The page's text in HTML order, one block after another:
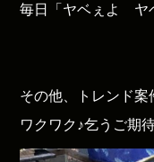
毎日「ヤベぇよ ヤ
その他、トレンド案
ワクワク♪乞うご期